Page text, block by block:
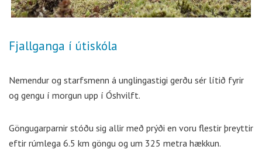
Fjallganga í útiskóla
Nemendur og starfsmenn á unglingastigi gerðu sér lítið fyrir
og gengu í morgun upp í Óshvilft.
Göngugarparnir stóðu sig allir með prýði en voru flestir þreyttir
eftir rúmlega 6.5 km göngu og um 325 metra hækkun.